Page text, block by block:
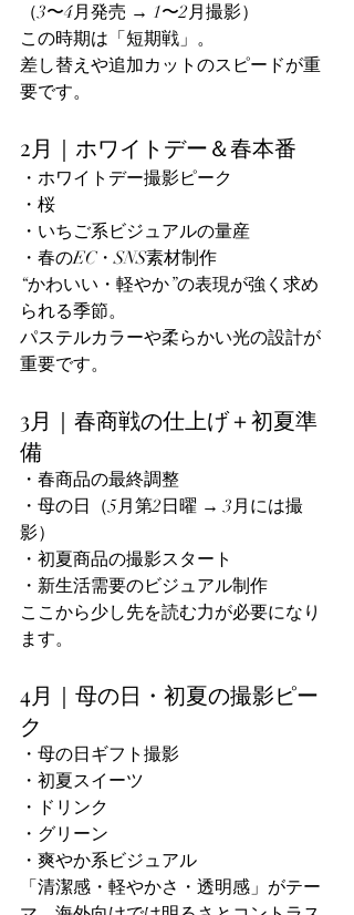
（3〜4月発売 → 1〜2月撮影）
この時期は「短期戦」。
差し替えや追加カットのスピードが重
要です。
2月｜ホワイトデー＆春本番
・ホワイトデー撮影ピーク
・桜
・いちご系ビジュアルの量産
・春のEC・SNS素材制作
“かわいい・軽やか”の表現が強く求め
られる季節。
パステルカラーや柔らかい光の設計が
重要です。
3月｜春商戦の仕上げ＋初夏準
備
・春商品の最終調整
・母の日（5月第2日曜 → 3月には撮
影）
・初夏商品の撮影スタート
・新生活需要のビジュアル制作
ここから少し先を読む力が必要になり
ます。
4月｜母の日・初夏の撮影ピー
ク
・母の日ギフト撮影
・初夏スイーツ
・ドリンク
・グリーン
・爽やか系ビジュアル
「清潔感・軽やかさ・透明感」がテー